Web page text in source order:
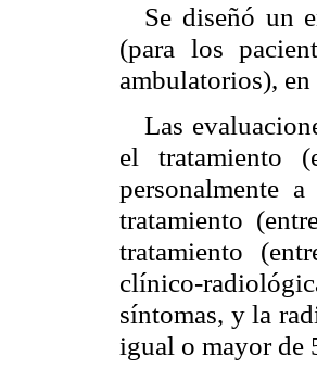
Se diseñó un
(para los
ambulatorios),
Las
el tratamiento
personalmente
tratamiento
tratamiento
clínico-
síntomas, y la
igual o mayor de